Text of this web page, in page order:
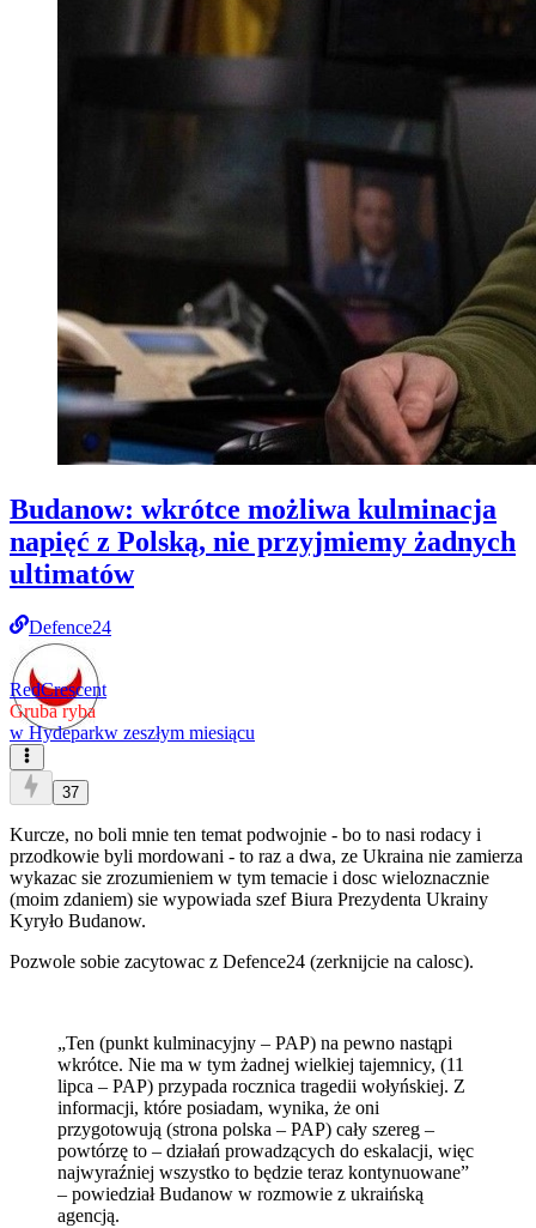
Budanow: wkrótce możliwa kulminacja
napięć z Polską, nie przyjmiemy żadnych
ultimatów
Defence24
RedCrescent
Gruba ryba
w Hydeparkw zeszłym miesiącu
37
Kurcze, no boli mnie ten temat podwojnie - bo to nasi rodacy i
przodkowie byli mordowani - to raz a dwa, ze Ukraina nie zamierza
wykazac sie zrozumieniem w tym temacie i dosc wieloznacznie
(moim zdaniem) sie wypowiada szef Biura Prezydenta Ukrainy
Kyryło Budanow.
Pozwole sobie zacytowac z Defence24 (zerknijcie na calosc).
„Ten (punkt kulminacyjny – PAP) na pewno nastąpi
wkrótce. Nie ma w tym żadnej wielkiej tajemnicy, (11
lipca – PAP) przypada rocznica tragedii wołyńskiej. Z
informacji, które posiadam, wynika, że oni
przygotowują (strona polska – PAP) cały szereg –
powtórzę to – działań prowadzących do eskalacji, więc
najwyraźniej wszystko to będzie teraz kontynuowane”
– powiedział Budanow w rozmowie z ukraińską
agencją.